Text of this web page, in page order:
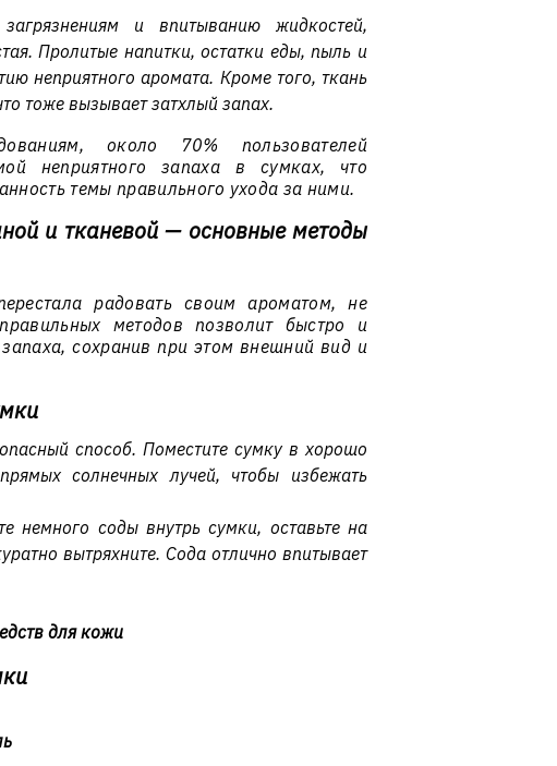
и впитыванию жидкостей,
Пролитые напитки, остатки еды, пыль и
неприятного аромата. Кроме того, ткань
тоже вызывает затхлый запах.
около 70% пользователей
неприятного запаха в сумках, что
темы правильного ухода за ними.
и тканевой — основные методы
радовать своим ароматом, не
методов позволит быстро и
сохранив при этом внешний вид и
способ. Поместите сумку в хорошо
солнечных лучей, чтобы избежать
немного соды внутрь сумки, оставьте на
вытряхните. Сода отлично впитывает
для кожи